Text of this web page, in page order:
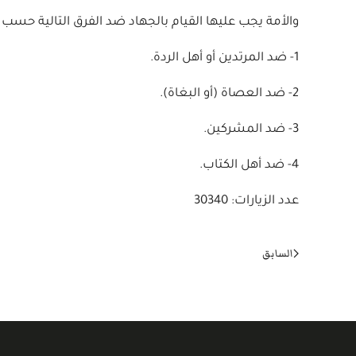
والأمة يجب عليها القيام بالجهاد ضد الفرق التالية حسب
1- ضد المرتدين أو أهل الردة.
2- ضد العصاة (أو البغاة).
3- ضد المشركين.
4- ضد أهل الكتاب.
عدد الزيارات: 30340
السابق